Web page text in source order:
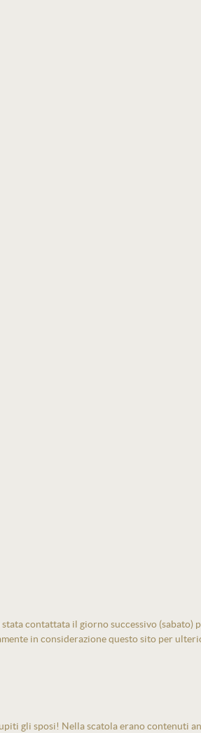
contattata il giorno successivo
in considerazione questo sito per
gli sposi! Nella scatola erano contenuti